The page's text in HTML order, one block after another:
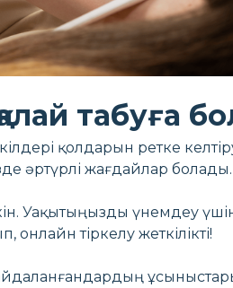
табуға
қолдарын ретке
әртүрлі жағдайлар болады.
Уақытыңызды үнемдеу
тіркелу жеткілікті!
ұсыныстары